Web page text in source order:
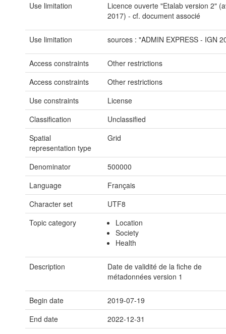
Use limitation
Licence ouverte "Etalab version 2"
2017) - cf. document associé
Use limitation sources : "ADMIN EXPRESS - IGN
Access constraints
Other restrictions
Access constraints
Other restrictions
Use constraints
License
Classification
Unclassified
Spatial
representation type
Grid
Denominator
500000
Language
Français
Character set
UTF8
Topic category
Location
Society
Health
Description
Date de validité de la fiche de
métadonnées version 1
Begin date
2019-07-19
End date
2022-12-31